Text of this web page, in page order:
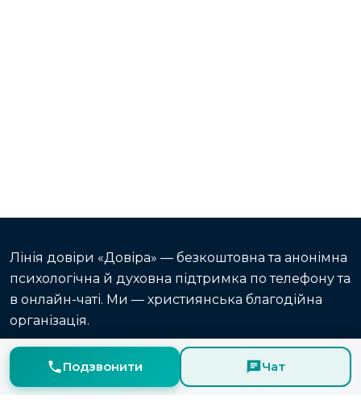
Лінія довіри «Довіра» — безкоштовна та анонімна
психологічна й духовна підтримка по телефону та
в онлайн-чаті. Ми — християнська благодійна
організація.
Головна
Онлайн-чат
Конфіденційність
Подзвонити Чат